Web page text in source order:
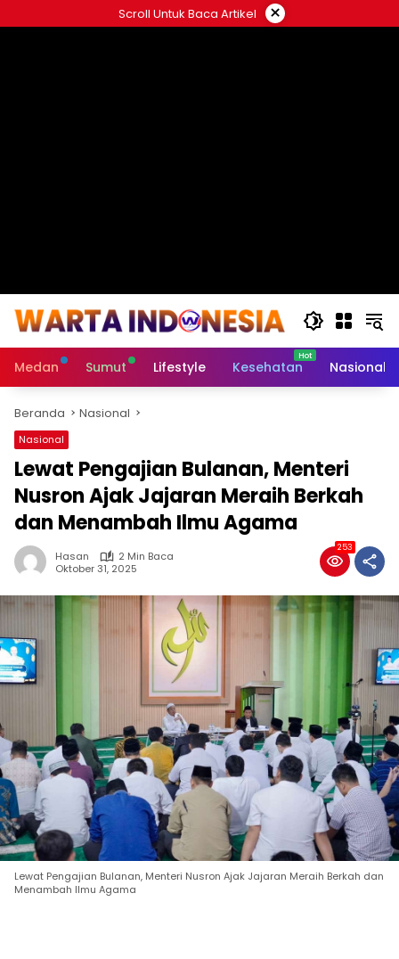
ke
Scroll Untuk Baca Artikel ×
Medan Sumut Lifestyle Kesehatan Nasional
Beranda Nasional
Nasional
Lewat Pengajian Bulanan, Menteri
Nusron Ajak Jajaran Meraih Berkah
dan Menambah Ilmu Agama
Hasan
2 Min Baca
Oktober 31, 2025
253
Lewat Pengajian Bulanan, Menteri Nusron Ajak Jajaran Meraih Berkah dan
Menambah Ilmu Agama